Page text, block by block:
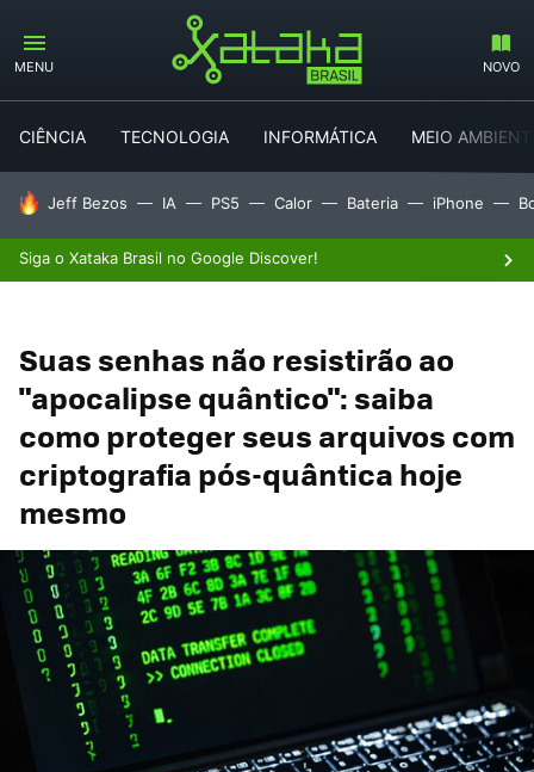
MENU NOVO
CIÊNCIA TECNOLOGIA INFORMÁTICA MEIO
TENDÊNCIAS DO DIA
Jeff Bezos IA PS5 Calor Bateria iPhone
Siga o Xataka Brasil no Google Discover!
Suas senhas não resistirão ao
"apocalipse quântico": saiba
como proteger seus arquivos com
criptografia pós-quântica hoje
mesmo